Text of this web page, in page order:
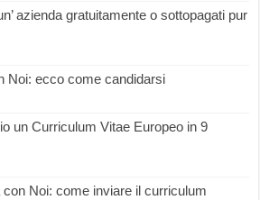
azienda gratuitamente o sottopagati pur
Noi: ecco come candidarsi
un Curriculum Vitae Europeo in 9
Noi: come inviare il curriculum